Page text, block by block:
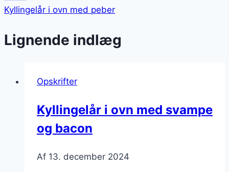
Kyllingelår i ovn med peber
Lignende indlæg
Opskrifter
Kyllingelår i ovn med svampe
og bacon
Af 13. december 2024